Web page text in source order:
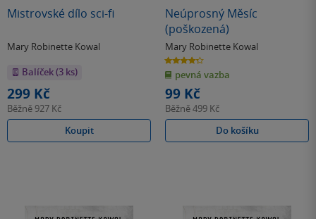
Mistrovské dílo sci-fi
Mary Robinette Kowal
Balíček (3 ks)
299 Kč
Běžně 927 Kč
Koupit
Neúprosný Měsíc
(poškozená)
Mary Robinette Kowal
4.3
z
5
hvězdiček
pevná vazba
99 Kč
Běžně499 Kč
Do košíku